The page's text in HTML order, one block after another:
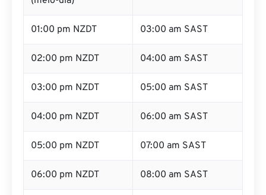
01:00 pm NZDT 03:00 am SAST
02:00 pm NZDT 04:00 am SAST
03:00 pm NZDT 05:00 am SAST
04:00 pm NZDT 06:00 am SAST
05:00 pm NZDT 07:00 am SAST
06:00 pm NZDT 08:00 am SAST